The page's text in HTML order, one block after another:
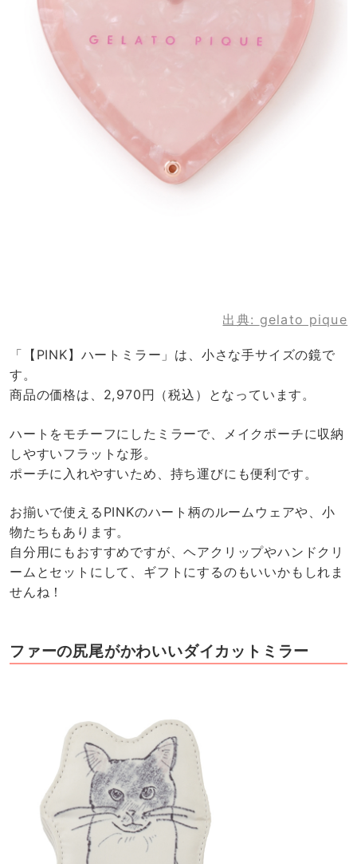
出典: gelato pique
「【PINK】ハートミラー」は、小さな手サイズの鏡で
す。
商品の価格は、2,970円（税込）となっています。
ハートをモチーフにしたミラーで、メイクポーチに収納
しやすいフラットな形。
ポーチに入れやすいため、持ち運びにも便利です。
お揃いで使えるPINKのハート柄のルームウェアや、小
物たちもあります。
自分用にもおすすめですが、ヘアクリップやハンドクリ
ームとセットにして、ギフトにするのもいいかもしれま
せんね！
ファーの尻尾がかわいいダイカットミラー